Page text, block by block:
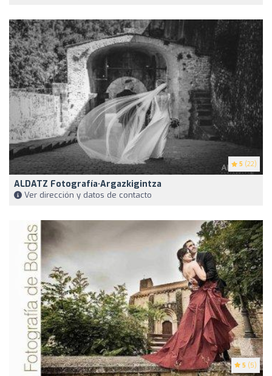
5 (22)
ALDATZ Fotografía·Argazkigintza
Ver dirección y datos de contacto
5 (5)